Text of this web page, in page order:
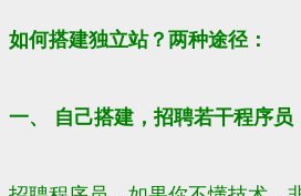
如何搭建独立站？两种途径：
一、 自己搭建，招聘若干程序员